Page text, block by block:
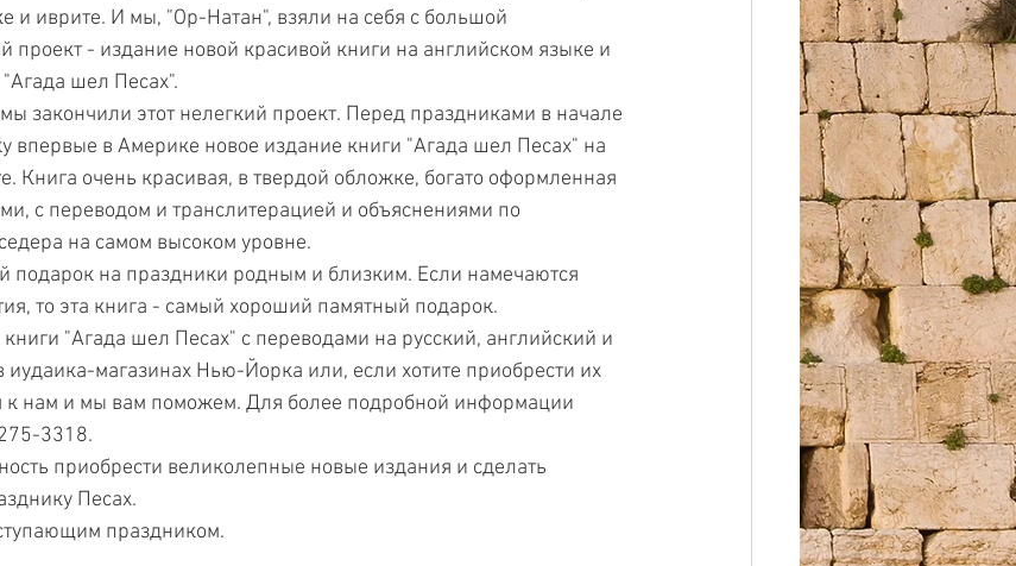
и иврите. И мы, "Ор-Натан", взяли на себя с большой
проект - издание новой красивой книги на английском языке и
шел Песах".
закончили этот нелегкий проект. Перед праздниками в начале
впервые в Америке новое издание книги "Агада шел Песах" на
Книга очень красивая, в твердой обложке, богато оформленная
с переводом и транслитерацией и объяснениями по
на самом высоком уровне.
подарок на праздники родным и близким. Если намечаются
то эта книга - самый хороший памятный подарок.
"Агада шел Песах" с переводами на русский, английский и
магазинах Нью-Йорка или, если хотите приобрести их
к нам и мы вам поможем. Для более подробной информации
3318.
приобрести великолепные новые издания и сделать
Песах.
праздником.